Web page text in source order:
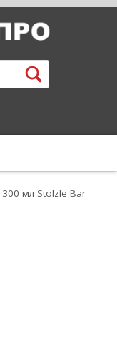
мл Stolzle Bar